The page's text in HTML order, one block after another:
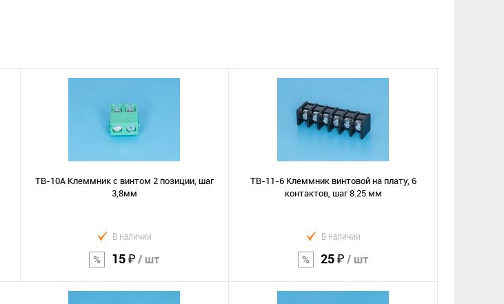
TB-10A Клеммник с винтом 2 позиции, шаг
3,8мм
В наличии
15 ₽/ шт
TB-11-6 Клеммник винтовой на плату, 6
контактов, шаг 8.25 мм
В наличии
25 ₽/ шт